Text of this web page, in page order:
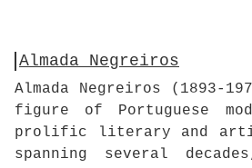
Almada Negreiros
Almada Negreiros (1893-
figure of Portuguese
prolific literary and
spanning several